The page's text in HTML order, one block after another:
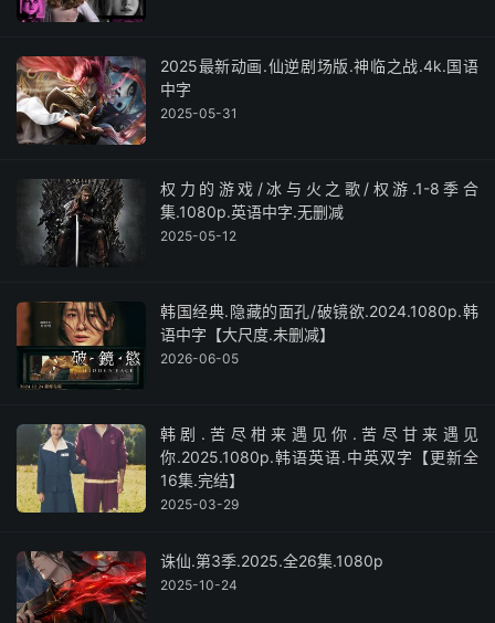
2025最新动画.仙逆剧场版.神临之战.4k.国语
中字
2025-05-31
权力的游戏/冰与火之歌/权游.1-8季合
集.1080p.英语中字.无删减
2025-05-12
韩国经典.隐藏的面孔/破镜欲.2024.1080p.韩
语中字【大尺度.未删减】
2026-06-05
韩剧.苦尽柑来遇见你.苦尽甘来遇见
你.2025.1080p.韩语英语.中英双字【更新全
16集.完结】
2025-03-29
诛仙.第3季.2025.全26集.1080p
2025-10-24